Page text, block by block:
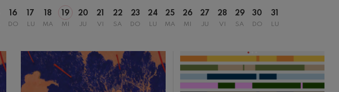
16
DO
17
LU
18
MA
19
MI
20
JU
21
VI
22
SA
23
DO
24
LU
25
MA
26
MI
27
JU
28
VI
29
SA
30
DO
31
LU